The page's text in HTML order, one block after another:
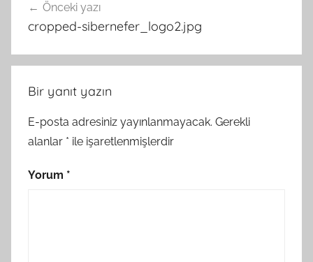
gezinmesi
Önceki yazı
cropped-sibernefer_logo2.jpg
Bir yanıt yazın
E-posta adresiniz yayınlanmayacak. Gerekli
alanlar * ile işaretlenmişlerdir
Yorum *